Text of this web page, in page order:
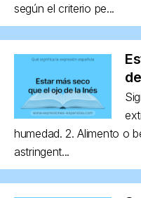
según el criterio pe...
humedad. 2. Alimento o
astringent...